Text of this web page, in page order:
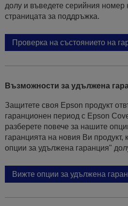
долу и въведете серийния номер
страницата за поддръжка.
Проверка на състоянието на
Възможности за удължена
Защитете своя Epson продукт
гаранционен период с Epson
разберете повече за нашите
гаранцията на новия Ви продукт,
опции за удължена гаранция"
Вижте опции за удължена